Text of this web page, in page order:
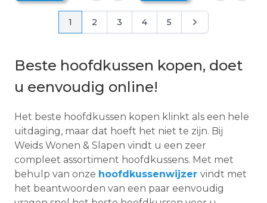
Pagina
Pagina
1 Pagina
2 Pagina
3 Pagina
4 Pagina
5 Pagina
Beste hoofdkussen kopen, doet
u eenvoudig online!
Het beste hoofdkussen kopen klinkt als een hele
uitdaging, maar dat hoeft het niet te zijn. Bij
Weids Wonen & Slapen vindt u een zeer
compleet assortiment hoofdkussens. Met met
behulp van onze hoofdkussenwijzer vindt met
het beantwoorden van een paar eenvoudig